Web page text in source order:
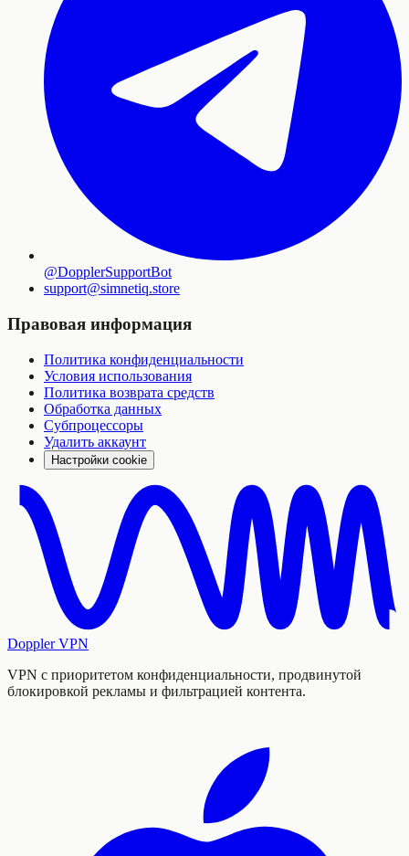
@DopplerSupportBot
support@simnetiq.store
Правовая информация
Политика конфиденциальности
Условия использования
Политика возврата средств
Обработка данных
Субпроцессоры
Удалить аккаунт
Настройки cookie
Doppler VPN
VPN с приоритетом конфиденциальности, продвинутой
блокировкой рекламы и фильтрацией контента.